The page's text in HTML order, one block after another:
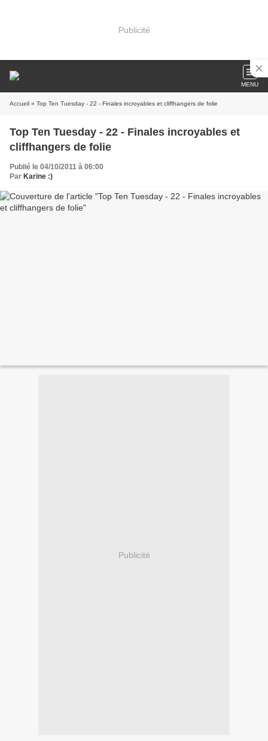
Publicité
MENU
Accueil » Top Ten Tuesday - 22 - Finales incroyables et cliffhangers de folie
Top Ten Tuesday - 22 - Finales incroyables et
cliffhangers de folie
Publié le 04/10/2011 à 06:00
Par Karine :)
Publicité